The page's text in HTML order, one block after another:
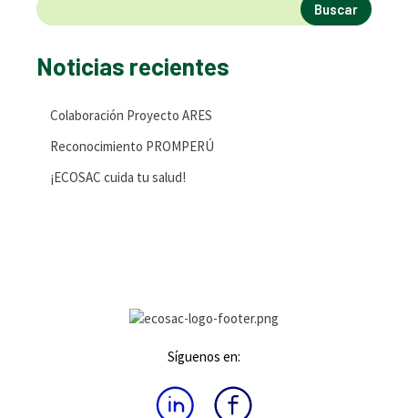
Buscar
Noticias recientes
Colaboración Proyecto ARES
Reconocimiento PROMPERÚ
¡ECOSAC cuida tu salud!
Síguenos en: